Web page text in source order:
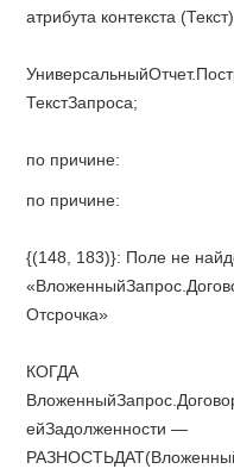
атрибута контекста (Текст)
ТекстЗапроса;
по причине:
по причине:
{(148, 183)}: Поле не
Отсрочка»
КОГДА
ейЗадолженности —